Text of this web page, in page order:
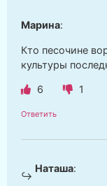
Марина:
Кто песочине
культуры
6 1
Ответить
Наташа: